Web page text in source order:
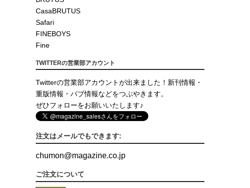
CasaBRUTUS
Safari
FINEBOYS
Fine
TWITTERの営業部アカウント
Twitterの営業部アカウントが出来ました！新刊情報・
重版情報・パブ情報などをつぶやきます。
ぜひフォローをお願いいたします♪
注文はメールでもできます:
chumon@magazine.co.jp
ご注文について